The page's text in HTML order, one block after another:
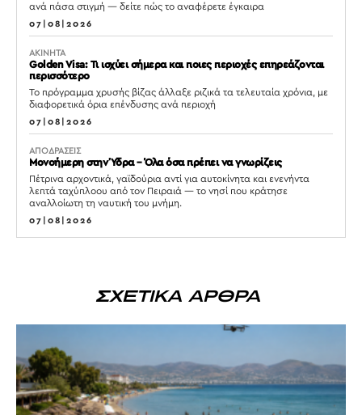
ανά πάσα στιγμή — δείτε πώς το αναφέρετε έγκαιρα
07|08|2026
ΑΚΙΝΗΤΑ
Golden Visa: Τι ισχύει σήμερα και ποιες περιοχές επηρεάζονται
περισσότερο
Το πρόγραμμα χρυσής βίζας άλλαξε ριζικά τα τελευταία χρόνια, με
διαφορετικά όρια επένδυσης ανά περιοχή
07|08|2026
ΑΠΟΔΡΑΣΕΙΣ
Μονοήμερη στην Ύδρα – Όλα όσα πρέπει να γνωρίζεις
Πέτρινα αρχοντικά, γαϊδούρια αντί για αυτοκίνητα και ενενήντα
λεπτά ταχύπλοου από τον Πειραιά — το νησί που κράτησε
αναλλοίωτη τη ναυτική του μνήμη.
07|08|2026
ΣΧΕΤΙΚΑ ΑΡΘΡΑ